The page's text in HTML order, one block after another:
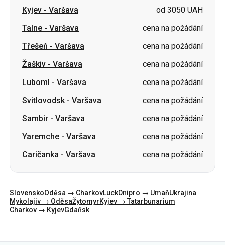
Žaškiv-Varšava
cena na požádání
Luboml-Varšava
cena na požádání
Svitlovodsk-Varšava
cena na požádání
Sambir-Varšava
cena na požádání
Yaremche-Varšava
cena na požádání
Caričanka-Varšava cena na požádání
SlovenskoOděsa → Charkov Dnipro → Umaň Ukrajina
Charkov → KyjevGdaňsk
Kategorie